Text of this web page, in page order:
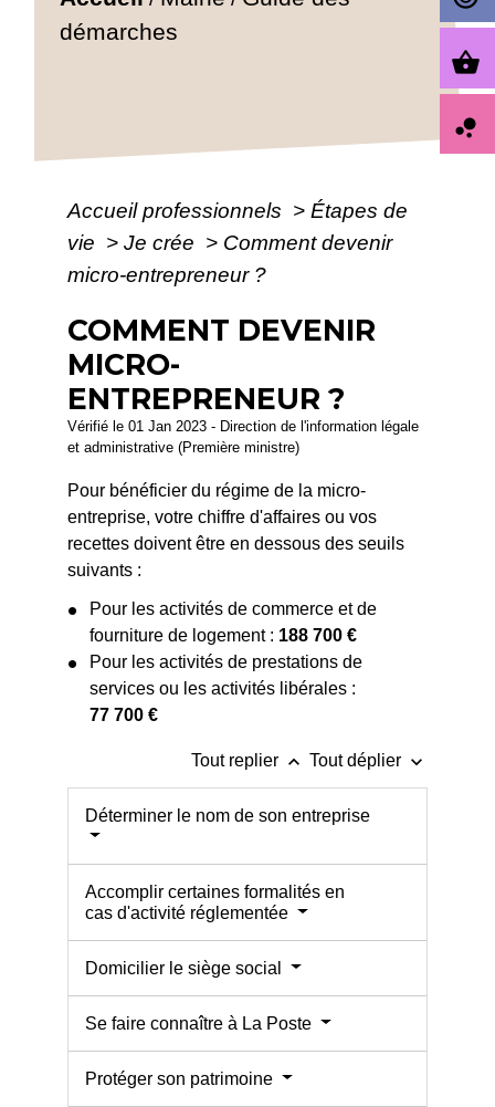
démarches
Accueil professionnels > Étapes de
vie > Je crée > Comment devenir
micro-entrepreneur ?
COMMENT DEVENIR
MICRO-
ENTREPRENEUR ?
Vérifié le 01 Jan 2023 - Direction de l'information légale
et administrative (Première ministre)
Pour bénéficier du régime de la micro-
entreprise, votre chiffre d'affaires ou vos
recettes doivent être en dessous des seuils
suivants :
Pour les activités de commerce et de
fourniture de logement : 188 700 €
Pour les activités de prestations de
services ou les activités libérales :
77 700 €
Tout replier keyboard_arrow_up Tout déplier keyboard_arrow_down
Déterminer le nom de son entreprise
Accomplir certaines formalités en
cas d'activité réglementée
Domicilier le siège social
Se faire connaître à La Poste
Protéger son patrimoine
shopping_basket
bubble_chart